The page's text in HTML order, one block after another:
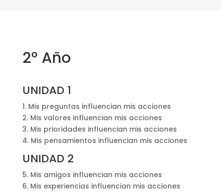
2° Año
UNIDAD 1
1. Mis preguntas influencian mis acciones
2. Mis valores influencian mis acciones
3. Mis prioridades influencian mis acciones
4. Mis pensamientos influencian mis acciones
UNIDAD 2
5. Mis amigos influencian mis acciones
6. Mis experiencias influencian mis acciones